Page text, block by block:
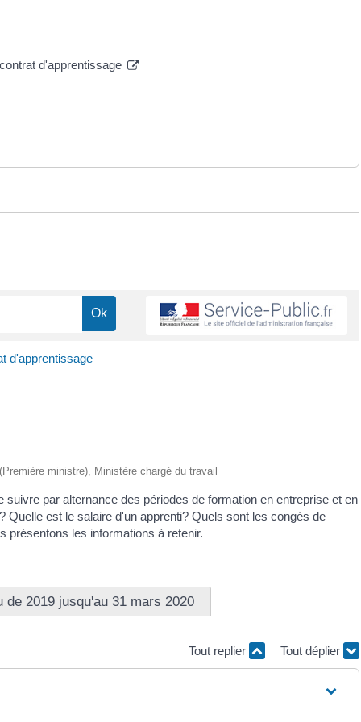
d'apprentissage
d'apprentissage
ministre), Ministère chargé du travail
par alternance des périodes de formation en entreprise et en
Quelle est le salaire d'un apprenti? Quels sont les congés de
présentons les informations à retenir.
de 2019 jusqu'au 31 mars 2020
Tout replier Tout déplier